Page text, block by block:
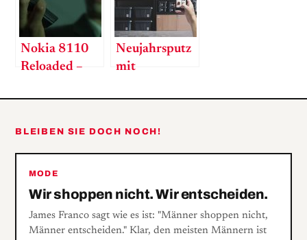
Nokia 8110
Reloaded –
Matrix-
Neujahrsputz
mit
Das digitale
Quick Peek
BLEIBEN SIE DOCH NOCH!
MODE
Wir shoppen nicht. Wir entscheiden.
James Franco sagt wie es ist: "Männer shoppen nicht,
Männer entscheiden." Klar, den meisten Männern ist